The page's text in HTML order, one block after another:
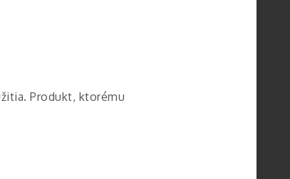
Produkt, ktorému